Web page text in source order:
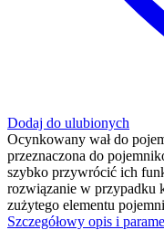
Dodaj do ulubionych
Ocynkowany wał do
przeznaczona do
szybko przywrócić ich
rozwiązanie w przypadku
zużytego elementu
Szczegółowy opis i